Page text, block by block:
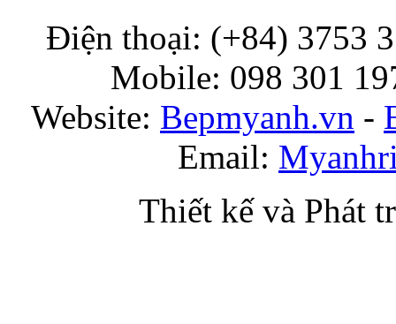
Điện thoại: (+84) 3753
Mobile: 098 301
Website: Bepmyanh.vn -
Email:
Thiết kế và Phát